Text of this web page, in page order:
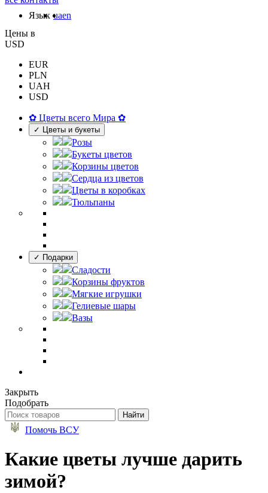
Язык uaen
Цены в
USD
EUR
PLN
UAH
USD
✿ Цветы всего Мира ✿
✓ Цветы и букеты
Розы
Букеты цветов
Корзины цветов
Сердца из цветов
Цветы в коробках
Тюльпаны
✓ Подарки
Сладости
Корзины фруктов
Мягкие игрушки
Гелиевые шары
Вазы
Закрыть
Подобрать
Помочь ВСУ
Какие цветы лучше дарить
зимой?